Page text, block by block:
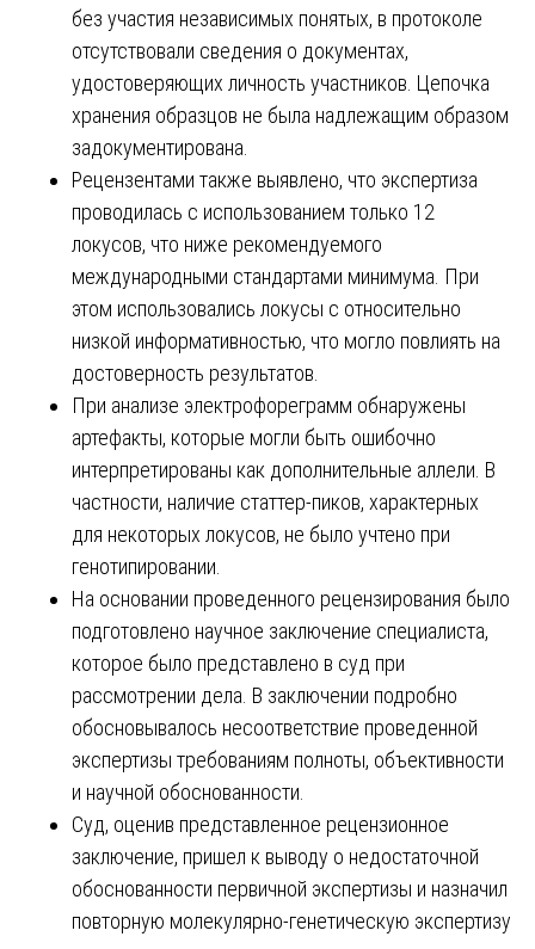
без участия независимых понятых, в протоколе
отсутствовали сведения о документах,
удостоверяющих личность участников. Цепочка
хранения образцов не была надлежащим образом
задокументирована.
Рецензентами также выявлено, что экспертиза
проводилась с использованием только 12
локусов, что ниже рекомендуемого
международными стандартами минимума. При
этом использовались локусы с относительно
низкой информативностью, что могло повлиять на
достоверность результатов.
При анализе электрофореграмм обнаружены
артефакты, которые могли быть ошибочно
интерпретированы как дополнительные аллели. В
частности, наличие статтер-пиков, характерных
для некоторых локусов, не было учтено при
генотипировании.
На основании проведенного рецензирования было
подготовлено научное заключение специалиста,
которое было представлено в суд при
рассмотрении дела. В заключении подробно
обосновывалось несоответствие проведенной
экспертизы требованиям полноты, объективности
и научной обоснованности.
Суд, оценив представленное рецензионное
заключение, пришел к выводу о недостаточной
обоснованности первичной экспертизы и назначил
повторную молекулярно-генетическую экспертизу